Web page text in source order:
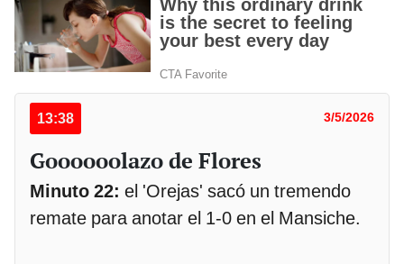
13:38 3/5/2026
Goooooolazo de Flores
Minuto 22: el 'Orejas' sacó un tremendo
remate para anotar el 1-0 en el Mansiche.